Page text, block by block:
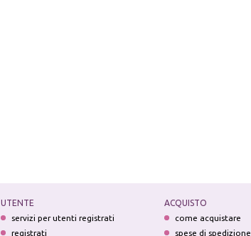
UTENTE
servizi per utenti registrati
registrati
ACQUISTO
come acquistare
spese di spedizione